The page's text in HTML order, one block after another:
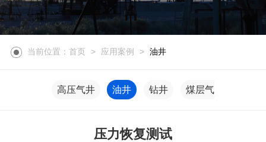
当前位置：首页 > 应用案例 > 油井
高压气井 油井 钻井 煤层气井
压力恢复测试